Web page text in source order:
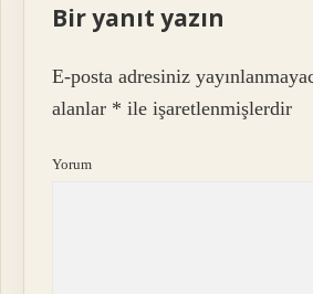
Bir yanıt yazın
E-posta adresiniz
alanlar * ile işaretlenmişlerdir
Yorum